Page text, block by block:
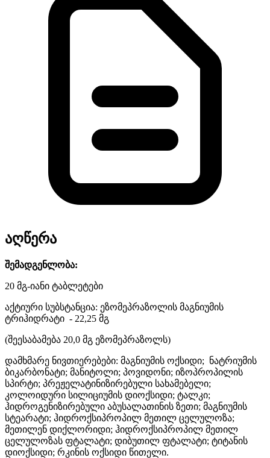
აღწერა
შემადგენლობა:
20 მგ-იანი ტაბლეტები
აქტიური სუბსტანცია: ეზომეპრაზოლის მაგნიუმის
ტრიჰიდრატი - 22,25 მგ
(შეესაბამება 20,0 მგ ეზომეპრაზოლს)
დამხმარე ნივთიერებები: მაგნიუმის ოქსიდი; ნატრიუმის
ბიკარბონატი; მანიტოლი; პოვიდონი; იზოპროპილის
სპირტი; პრეჟელატინიზირებული სახამებელი;
კოლოიდური სილიციუმის დიოქსიდი; ტალკი;
ჰიდროგენიზირებული აბუსალათინის ზეთი; მაგნიუმის
სტეარატი; ჰიდროქსიპროპილ მეთილ ცელულოზა;
მეთილენ დიქლორიდი; ჰიდროქსიპროპილ მეთილ
ცელულოზას ფტალატი; დიბუთილ ფტალატი; ტიტანის
დიოქსიდი; რკინის ოქსიდი წითელი.